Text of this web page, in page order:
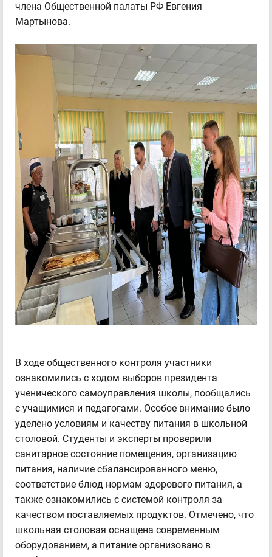
члена Общественной палаты РФ Евгения
Мартынова.
В ходе общественного контроля участники
ознакомились с ходом выборов президента
ученического самоуправления школы, пообщались
с учащимися и педагогами. Особое внимание было
уделено условиям и качеству питания в школьной
столовой. Студенты и эксперты проверили
санитарное состояние помещения, организацию
питания, наличие сбалансированного меню,
соответствие блюд нормам здорового питания, а
также ознакомились с системой контроля за
качеством поставляемых продуктов. Отмечено, что
школьная столовая оснащена современным
оборудованием, а питание организовано в